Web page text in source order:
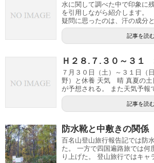
水に関して調べた中で印象に
を引用しながら紹介します。
疑問に思ったのは、汗の成分
記事を読
Ｈ２８.７.３０～３１
７月３０日（土）～３１日
野）と休養 天気 晴 真夏の土
が予想される。 また天気予報
記事を読
防水靴と中敷きの関係
百名山登山旅行報告記では防
た。 一方で四国遍路旅では何
り上げた。 登山旅行ではキャ